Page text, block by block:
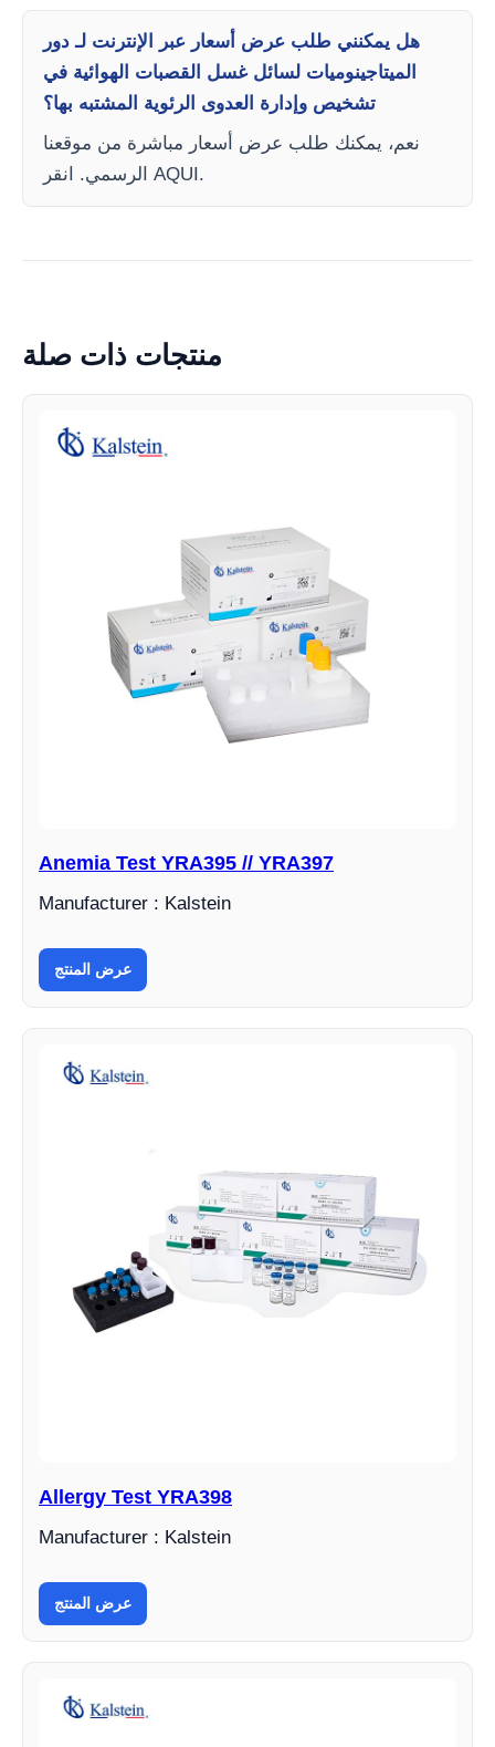
هل يمكنني طلب عرض أسعار عبر الإنترنت لـ دور
الميتاجينوميات لسائل غسل القصبات الهوائية في
تشخيص وإدارة العدوى الرئوية المشتبه بها؟
نعم، يمكنك طلب عرض أسعار مباشرة من موقعنا
الرسمي. انقر AQUI.
منتجات ذات صلة
Anemia Test YRA395 // YRA397
Manufacturer : Kalstein
عرض المنتج
Allergy Test YRA398
Manufacturer : Kalstein
عرض المنتج